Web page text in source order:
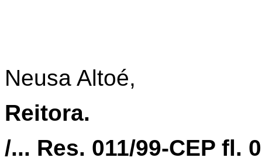
Neusa Altoé,
Reitora.
/... Res. 011/99-CEP fl.